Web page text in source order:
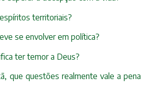
territoriais?
se envolver em política?
ter temor a Deus?
que questões realmente vale a pena